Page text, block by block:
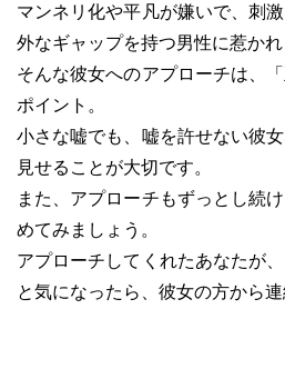
マンネリ化や平凡が嫌いで、刺
外なギャップを持つ男性に惹かれ
そんな彼女へのアプローチは、
ポイント。
小さな嘘でも、嘘を許せない彼
見せることが大切です。
また、アプローチもずっとし続
めてみましょう。
アプローチしてくれたあなたが
と気になったら、彼女の方から